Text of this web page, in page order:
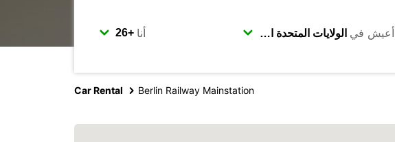
أنا أعيش في
Car Rental Berlin Railway Mainstation